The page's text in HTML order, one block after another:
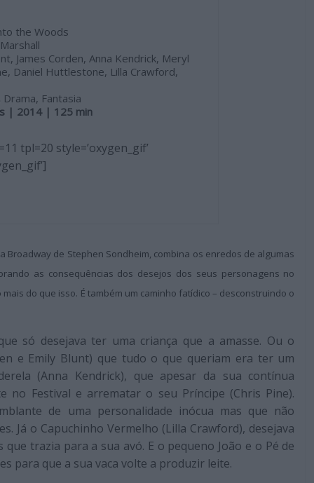
the Woods
James Corden, Anna Kendrick, Meryl
Daniel Huttlestone, Lilla Crawford,
Drama, Fantasia
| 2014 | 125 min
tpl=20 style=’oxygen_gif’
Broadway de Stephen Sondheim, combina os enredos de algumas
as consequências dos desejos dos seus personagens no
do que isso. É também um caminho fatídico – desconstruindo o
só desejava ter uma criança que a amasse. Ou o
e Emily Blunt) que tudo o que queriam era ter um
(Anna Kendrick), que apesar da sua contínua
no Festival e arrematar o seu Príncipe (Chris Pine).
de uma personalidade inócua mas que não
Já o Capuchinho Vermelho (Lilla Crawford), desejava
trazia para a sua avó. E o pequeno João e o Pé de
para que a sua vaca volte a produzir leite.